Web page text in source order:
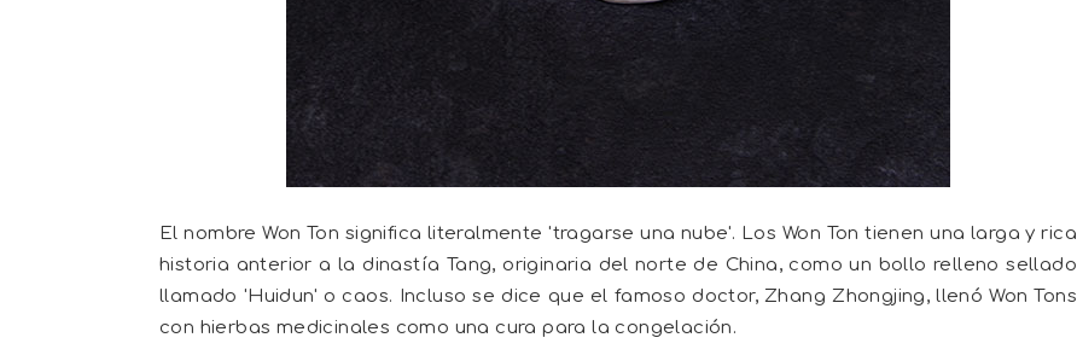
El nombre Won Ton significa literalmente 'tragarse una nube'. Los Won Ton tienen una larga y rica
historia anterior a la dinastía Tang, originaria del norte de China, como un bollo relleno sellado
llamado 'Huidun' o caos. Incluso se dice que el famoso doctor, Zhang Zhongjing, llenó Won Tons
con hierbas medicinales como una cura para la congelación.